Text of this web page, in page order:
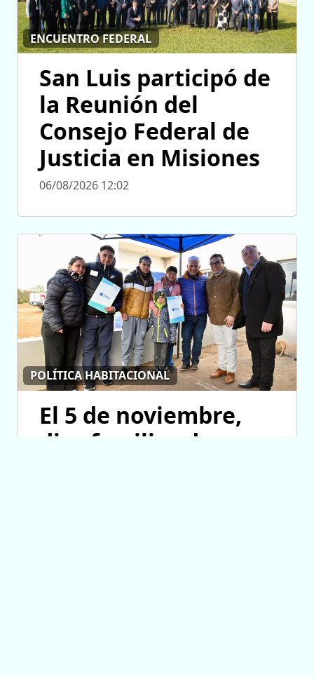
ENCUENTRO FEDERAL
San Luis participó de
la Reunión del
Consejo Federal de
Justicia en Misiones
06/08/2026 12:02
POLÍTICA HABITACIONAL
El 5 de noviembre,
diez familias de